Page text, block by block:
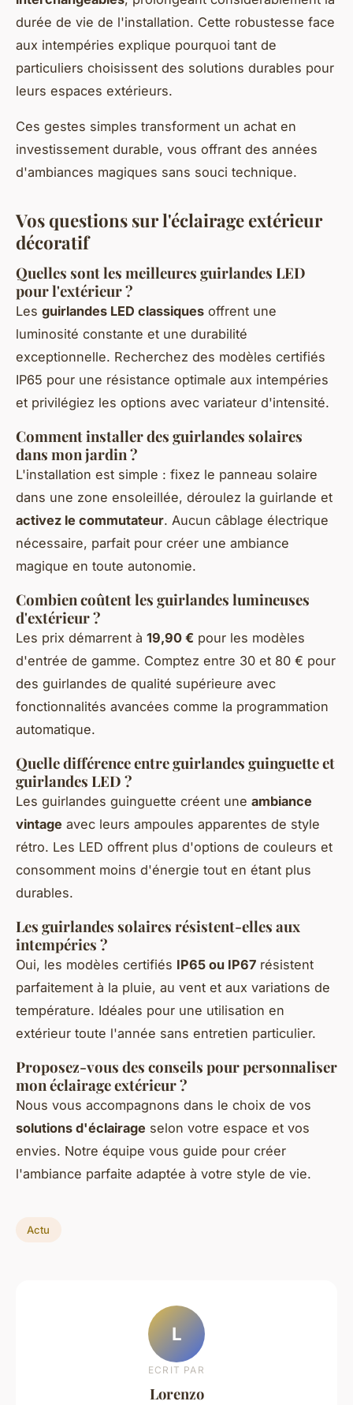
durée de vie de l'installation. Cette robustesse face
aux intempéries explique pourquoi tant de
particuliers choisissent des solutions durables pour
leurs espaces extérieurs.
Ces gestes simples transforment un achat en
investissement durable, vous offrant des années
d'ambiances magiques sans souci technique.
Vos questions sur l'éclairage extérieur
décoratif
Quelles sont les meilleures guirlandes LED
pour l'extérieur ?
Les guirlandes LED classiques offrent une
luminosité constante et une durabilité
exceptionnelle. Recherchez des modèles certifiés
IP65 pour une résistance optimale aux intempéries
et privilégiez les options avec variateur d'intensité.
Comment installer des guirlandes solaires
dans mon jardin ?
L'installation est simple : fixez le panneau solaire
dans une zone ensoleillée, déroulez la guirlande et
activez le commutateur. Aucun câblage électrique
nécessaire, parfait pour créer une ambiance
magique en toute autonomie.
Combien coûtent les guirlandes lumineuses
d'extérieur ?
Les prix démarrent à 19,90 € pour les modèles
d'entrée de gamme. Comptez entre 30 et 80 € pour
des guirlandes de qualité supérieure avec
fonctionnalités avancées comme la programmation
automatique.
Quelle différence entre guirlandes guinguette et
guirlandes LED ?
Les guirlandes guinguette créent une ambiance
vintage avec leurs ampoules apparentes de style
rétro. Les LED offrent plus d'options de couleurs et
consomment moins d'énergie tout en étant plus
durables.
Les guirlandes solaires résistent-elles aux
intempéries ?
Oui, les modèles certifiés IP65 ou IP67 résistent
parfaitement à la pluie, au vent et aux variations de
température. Idéales pour une utilisation en
extérieur toute l'année sans entretien particulier.
Proposez-vous des conseils pour personnaliser
mon éclairage extérieur ?
Nous vous accompagnons dans le choix de vos
solutions d'éclairage selon votre espace et vos
envies. Notre équipe vous guide pour créer
l'ambiance parfaite adaptée à votre style de vie.
Actu
L
ECRIT PAR
Lorenzo